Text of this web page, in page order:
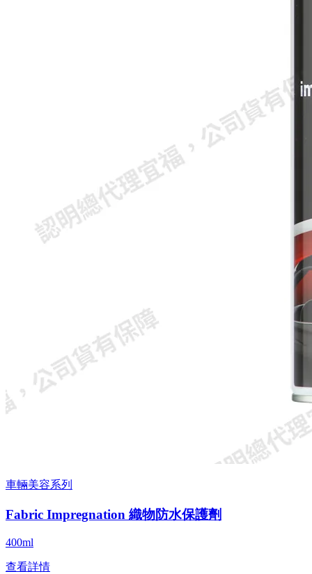
車輛美容系列
Fabric Impregnation 織物防水保護劑
400ml
查看詳情